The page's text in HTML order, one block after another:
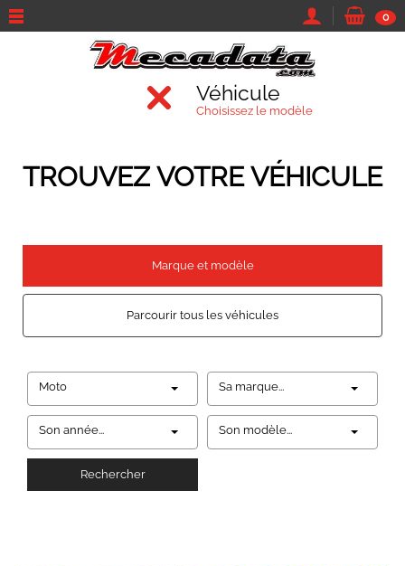
0
Véhicule
Choisissez le modèle
TROUVEZ VOTRE VÉHICULE
Marque et modèle
Parcourir tous les véhicules
Moto Sa marque...
Son année... Son modèle...
Rechercher